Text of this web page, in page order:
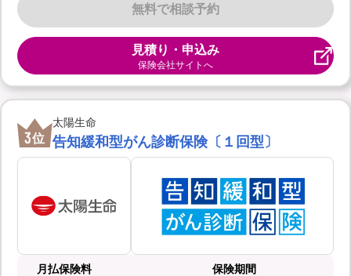
無料で相談予約
見積り・申込み
保険会社サイトへ
3位
太陽生命
告知緩和型がん診断保険〔１回型〕
月払保険料 保険期間